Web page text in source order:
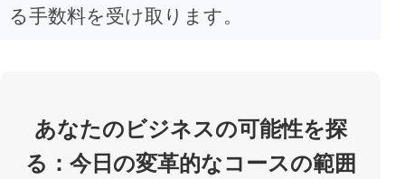
d
o
る手数料を受け取ります。
あなたのビジネスの可能性を探
る：今日の変革的なコースの範囲